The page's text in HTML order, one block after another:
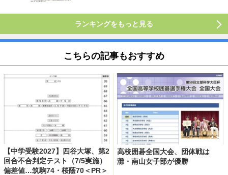
ランキングをもっと見る
こちらの記事もおすすめ
【中学受験2027】四谷大塚、第2
回合不合判定テスト（7/5実施）
偏差値…筑駒74・桜蔭70＜PR＞
高校囲碁全国大会、団体戦は
灘・南山女子部が優勝